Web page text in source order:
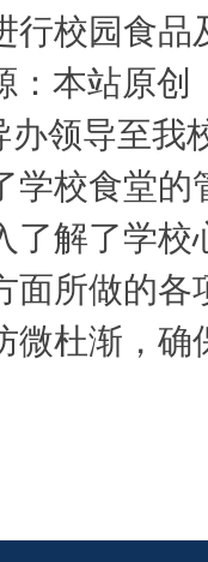
行校园食品
本站原创
领导至我
学校食堂
了解了学
面所做的
微杜渐，